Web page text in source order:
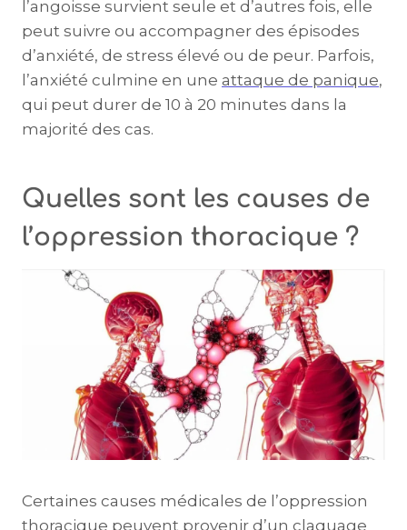
l’angoisse survient seule et d’autres fois, elle
peut suivre ou accompagner des épisodes
d’anxiété, de stress élevé ou de peur. Parfois,
l’anxiété culmine en une attaque de panique,
qui peut durer de 10 à 20 minutes dans la
majorité des cas.
Quelles sont les causes de
l’oppression thoracique ?
Certaines causes médicales de l’oppression
thoracique peuvent provenir d’un claquage